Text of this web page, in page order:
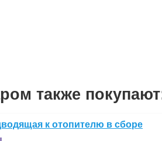
также
к отопителю в сборе